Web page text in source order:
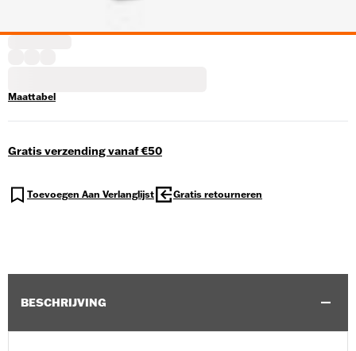
Maattabel
Gratis verzending vanaf €50
Toevoegen Aan Verlanglijst Gratis retourneren
BESCHRIJVING